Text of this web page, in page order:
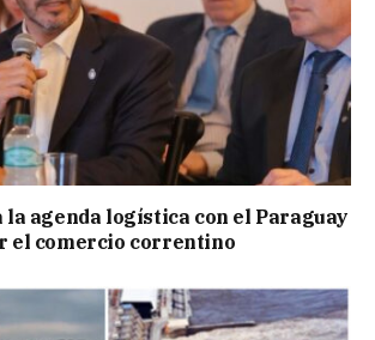
la agenda logística con el Paraguay
el comercio correntino